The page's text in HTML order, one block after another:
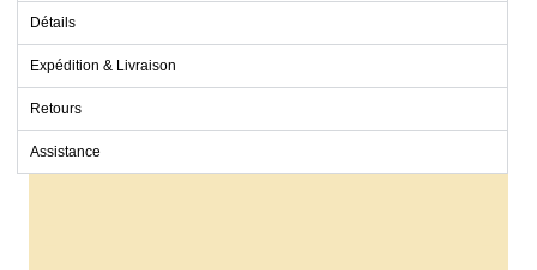
Détails
Expédition & Livraison
Retours
Assistance